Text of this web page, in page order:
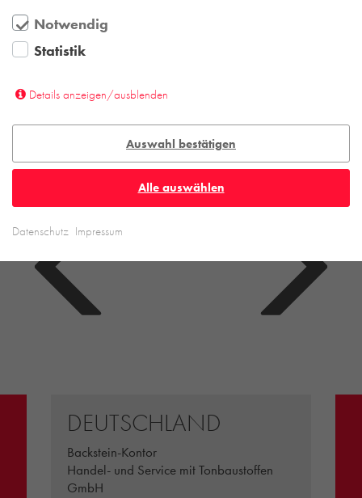
Mehr lesen....
DEUTSCHLAND
Backstein-Kontor
Handel- und Service mit Tonbaustoffen
GmbH
Notwendig
Statistik
Details anzeigen/ausblenden
Auswahl bestätigen
Alle auswählen
Datenschutz Impressum